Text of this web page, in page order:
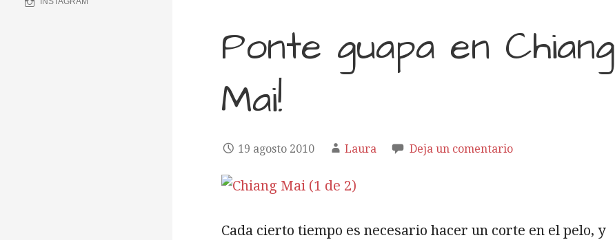
Ponte guapa en Chiang
Mai!
19 agosto 2010 Laura Deja un comentario
Cada cierto tiempo es necesario hacer un corte en el pelo, y